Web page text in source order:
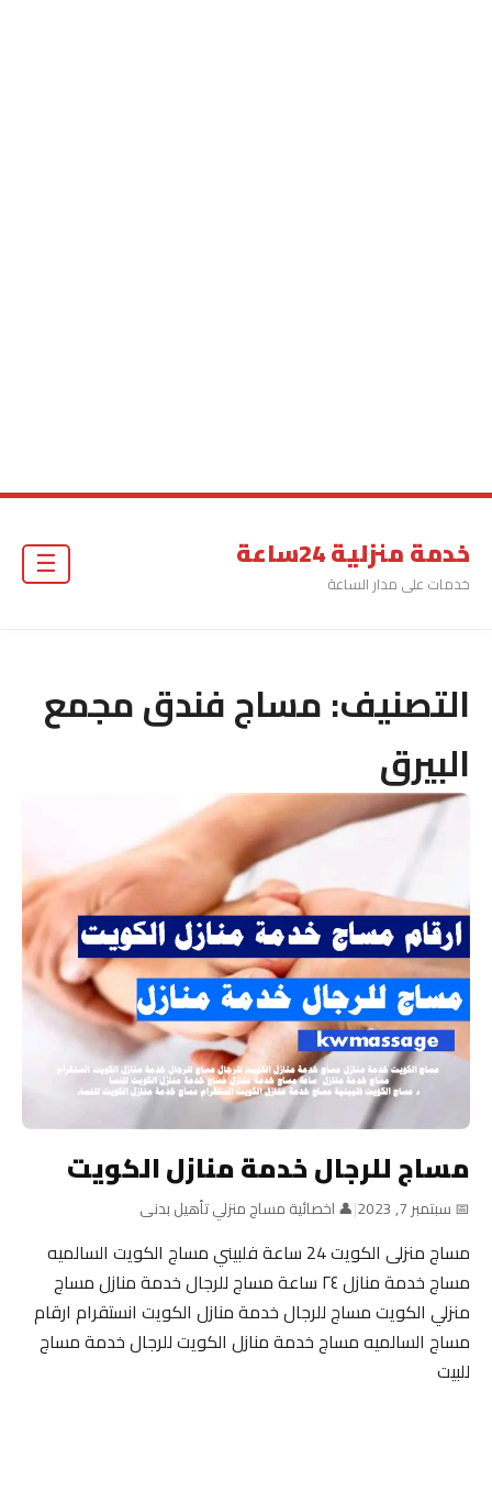
خدمة منزلية 24ساعة
خدمات على مدار الساعة
☰
التصنيف:مساج فندق مجمع
البيرق
مساج للرجال خدمة منازل الكويت
📅 سبتمبر 7, 2023 |👤 اخصائية مساج منزلي تأهيل بدنى
مساج منزلى الكويت 24 ساعة فلبيني مساج الكويت السالميه
مساج خدمة منازل ٢٤ ساعة مساج للرجال خدمة منازل مساج
منزلي الكويت مساج للرجال خدمة منازل الكويت انستقرام ارقام
مساج السالميه مساج خدمة منازل الكويت للرجال خدمة مساج
للبيت